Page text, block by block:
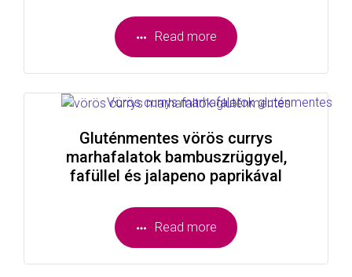
Read more
Gluténmentes vörös currys
marhafalatok bambuszrüggyel,
fafüllel és jalapeno paprikával
Read more